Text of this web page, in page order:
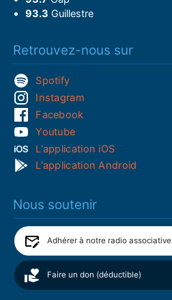
93.3 Guillestre
Retrouvez-nous sur
Spotify
Instagram
Facebook
Youtube
L'application iOS
L'application Android
Nous soutenir
Adhérer à notre radio associative
Faire un don (déductible)